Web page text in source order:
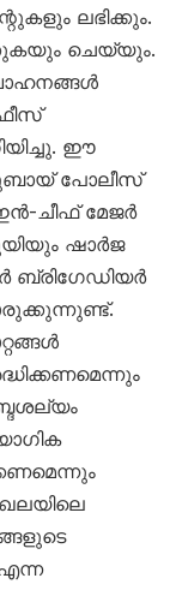
ലഭിക്കും.
ചെയ്യും.
ഫീസ്
ഈ
ദുബായ് പോലീസ്
ചീഫ് മേജർ
ഷാർജ
ബ്രിഗേഡിയർ